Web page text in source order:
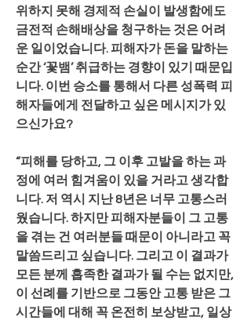
위하지 못해 경제적 손실이 발생함에도
금전적 손해배상을 청구하는 것은 어려
운 일이었습니다. 피해자가 돈을 말하는
순간 ‘꽃뱀’ 취급하는 경향이 있기 때문입
니다. 이번 승소를 통해서 다른 성폭력 피
해자들에게 전달하고 싶은 메시지가 있
으신가요?
“피해를 당하고, 그 이후 고발을 하는 과
정에 여러 힘겨움이 있을 거라고 생각합
니다. 저 역시 지난 8년은 너무 고통스러
웠습니다. 하지만 피해자분들이 그 고통
을 겪는 건 여러분들 때문이 아니라고 꼭
말씀드리고 싶습니다. 그리고 이 결과가
모든 분께 흡족한 결과가 될 수는 없지만,
이 선례를 기반으로 그동안 고통 받은 그
시간들에 대해 꼭 온전히 보상받고, 일상